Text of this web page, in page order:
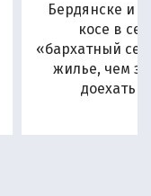
Бердянске и
косе в
«бархатный
жилье, чем
доехать